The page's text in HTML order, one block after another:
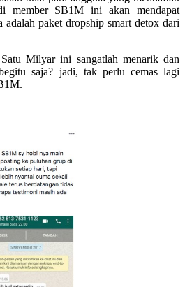
member SB1M ini akan mendapat
adalah paket dropship smart detox dari
Milyar ini sangatlah menarik dan
saja? jadi, tak perlu cemas lagi